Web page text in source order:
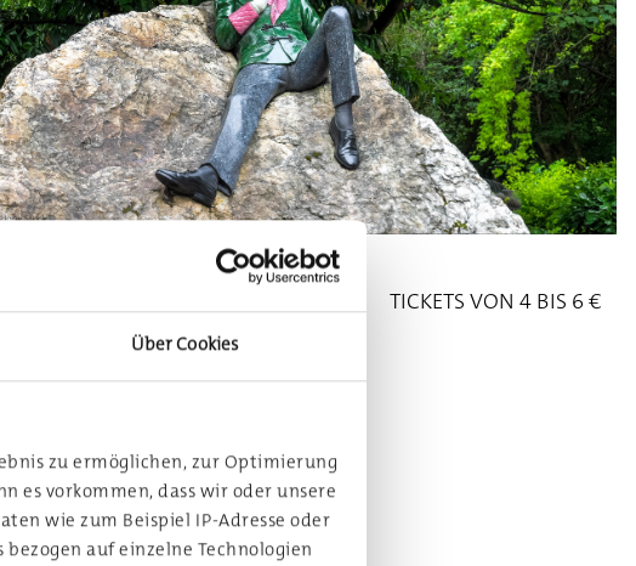
Über Cookies
zu ermöglichen, zur Optimierung
es vorkommen, dass wir oder unsere
wie zum Beispiel IP-Adresse oder
auf einzelne Technologien
BUCHBAR AB 07.09.26
Anmeldung per Mail an
jungestheater@fulda.de
TICKETS VON 4 BIS 6 €